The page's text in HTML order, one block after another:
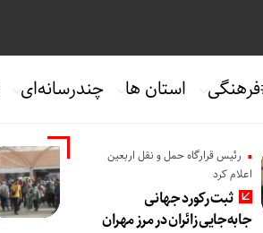
استان ها چندرسانه‌ای
رئیس قرارگاه حمل و نقل اربعین
اعلام کرد
ثبت رکورد جهانی
جابه‌جایی زائران در مرز مهران